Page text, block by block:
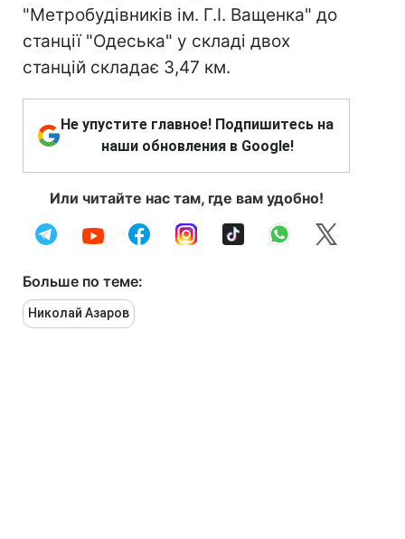
"Метробудівників ім. Г.І. Ващенка" до
станції "Одеська" у складі двох
станцій складає 3,47 км.
Не упустите главное! Подпишитесь на
наши обновления в Google!
Или читайте нас там, где вам удобно!
Больше по теме:
Николай Азаров